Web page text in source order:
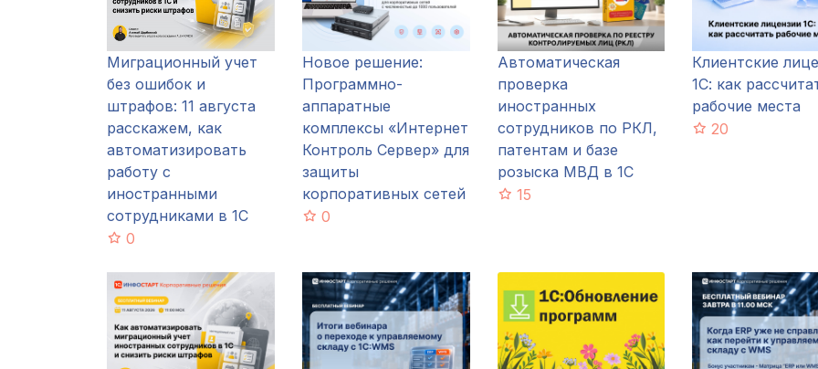
Миграционный учет
без ошибок и
штрафов: 11 августа
расскажем, как
автоматизировать
работу с
иностранными
сотрудниками в 1С
0
Новое решение:
Программно-
аппаратные
комплексы «Интернет
Контроль Сервер» для
защиты
корпоративных сетей
0
Автоматическая
проверка
иностранных
сотрудников по РКЛ,
патентам и базе
розыска МВД в 1С
15
Клиентские
1С: как
рабочие места
20